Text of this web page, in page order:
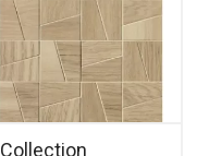
Collection